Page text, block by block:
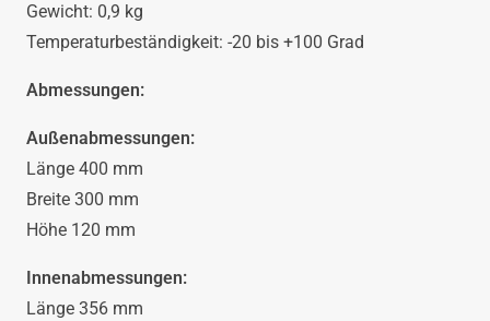
Schäfer
Gewicht: 0,9 kg
Temperaturbeständigkeit: -20 bis +100 Grad
Abmessungen:
Außenabmessungen:
Länge 400 mm
Breite 300 mm
Höhe 120 mm
Innenabmessungen:
Länge 356 mm